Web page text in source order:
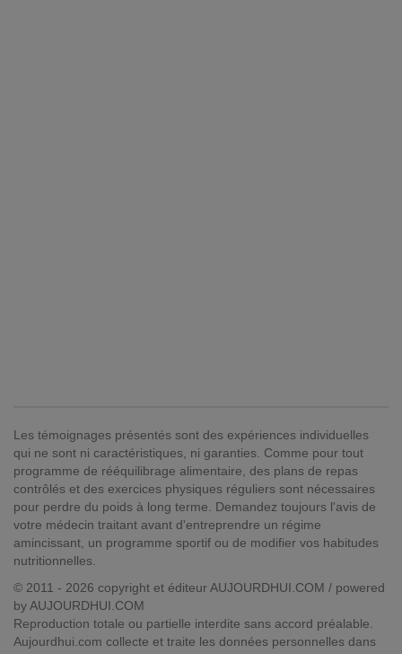
Les témoignages présentés sont des expériences individuelles
qui ne sont ni caractéristiques, ni garanties. Comme pour tout
programme de rééquilibrage alimentaire, des plans de repas
contrôlés et des exercices physiques réguliers sont nécessaires
pour perdre du poids à long terme. Demandez toujours l'avis de
votre médecin traitant avant d'entreprendre un régime
amincissant, un programme sportif ou de modifier vos habitudes
nutritionnelles.
© 2011 - 2026 copyright et éditeur AUJOURDHUI.COM / powered
by AUJOURDHUI.COM
Reproduction totale ou partielle interdite sans accord préalable.
Aujourdhui.com collecte et traite les données personnelles dans